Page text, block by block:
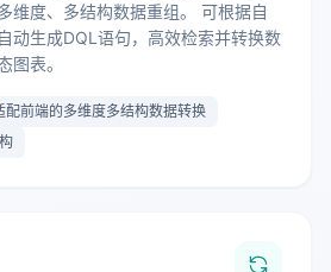
维度、多结构数据重组。 可根据自
动生成DQL语句，高效检索并转换数
图表。
配前端的多维度多结构数据转换